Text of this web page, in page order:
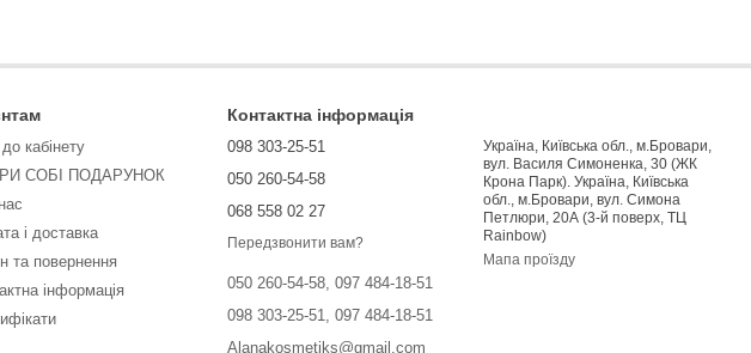
кабінету
СОБІ ПОДАРУНОК
і доставка
та повернення
інформація
Контактна інформація
098 303-25-51
050 260-54-58
068 558 02 27
Передзвонити вам?
050 260-54-58, 097 484-18-51
098 303-25-51, 097 484-18-51
Alanakosmetiks@gmail.com
Україна, Київська обл., м.Бровари,
вул. Василя Симоненка, 30 (ЖК
Крона Парк). Україна, Київська
обл., м.Бровари, вул. Симона
Петлюри, 20А (3-й поверх, ТЦ
Rainbow)
Мапа проїзду